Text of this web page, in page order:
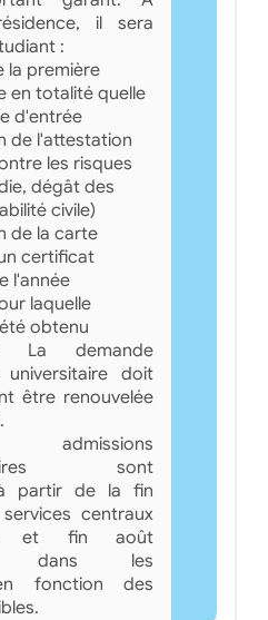
il sera
:
la première
en totalité quelle
d'entrée
de l'attestation
les risques
dégât des
civile)
de la carte
certificat
l'année
laquelle
obtenu
demande
doit
être renouvelée
sont
partir de la fin
centraux
et fin août
dans les
fonction des